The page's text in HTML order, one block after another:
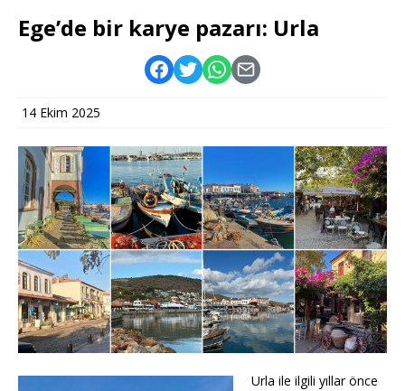
Ege’de bir karye pazarı: Urla
14 Ekim 2025
Urla ile ilgili yıllar önce